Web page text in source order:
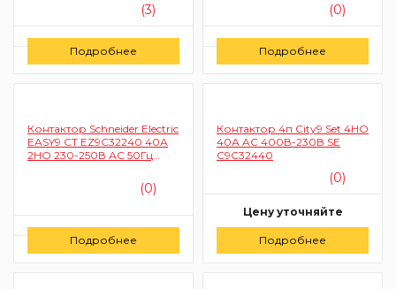
(3)
Заказать
Подробнее
(0)
Заказать
Подробнее
Контактор Schneider Electric
EASY9 СТ EZ9C32240 40А
2НО 230-250В АС 50Гц
(0)
Заказать
Подробнее
Контактор 4п City9 Set 4НО
40А AC 400В-230В SE
C9C32440
(0)
Цену уточняйте
Заказать
Подробнее